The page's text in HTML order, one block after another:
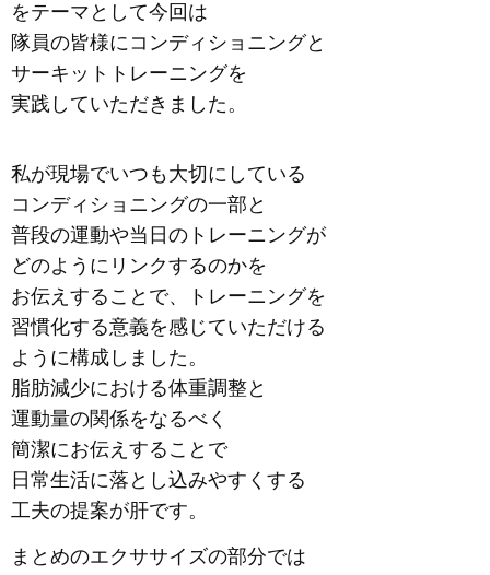
をテーマとして今回は
隊員の皆様にコンディショニングと
サーキットトレーニングを
実践していただきました。
私が現場でいつも大切にしている
コンディショニングの一部と
普段の運動や当日のトレーニングが
どのようにリンクするのかを
お伝えすることで、トレーニングを
習慣化する意義を感じていただける
ように構成しました。
脂肪減少における体重調整と
運動量の関係をなるべく
簡潔にお伝えすることで
日常生活に落とし込みやすくする
工夫の提案が肝です。
まとめのエクササイズの部分では